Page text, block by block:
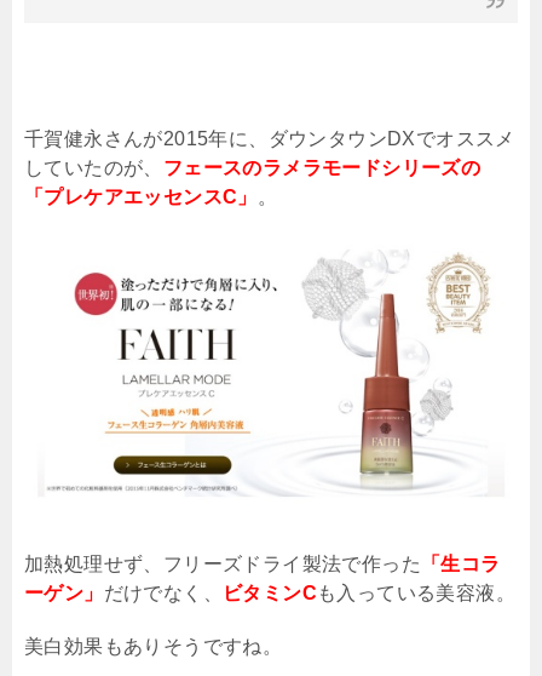
千賀健永さんが2015年に、ダウンタウンDXでオススメ
していたのが、 フェースのラメラモードシリーズの
「プレケアエッセンスC」
。
加熱処理せず、フリーズドライ製法で作った
「生コラ
ーゲン」 だけでなく、 ビタミンC も入っている美容液。
美白効果もありそうですね。